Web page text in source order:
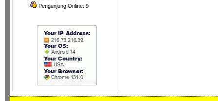
Pengunjung Online: 9